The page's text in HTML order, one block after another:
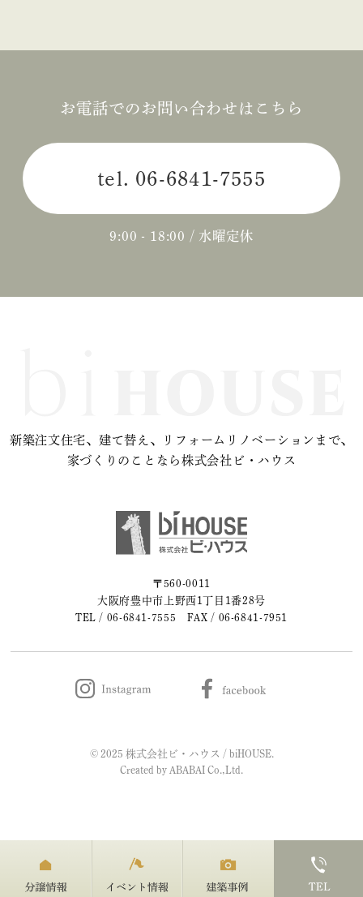
2024年06月 (1)
2024年04月 (3)
2024年03月 (2)
2023年12月 (1)
2023年08月 (2)
2023年04月 (2)
2023年03月 (3)
2023年02月 (2)
2022年09月 (2)
お電話でのお問い合わせはこちら
tel. 06-6841-7555
9:00 - 18:00 / 水曜定休
新築注文住宅、建て替え、リフォームリノベーションまで、
家づくりのことなら株式会社ビ・ハウス
〒560-0011
大阪府豊中市上野西1丁目1番28号
TEL / 06-6841-7555 FAX / 06-6841-7951
© 2025 株式会社ビ・ハウス / biHOUSE.
Created by ABABAI Co.,Ltd.